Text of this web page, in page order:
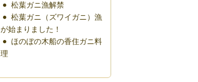
松葉ガニ漁解禁
松葉ガニ（ズワイガニ）漁
が始まりました！
ほのぼの木船の香住ガニ料
理